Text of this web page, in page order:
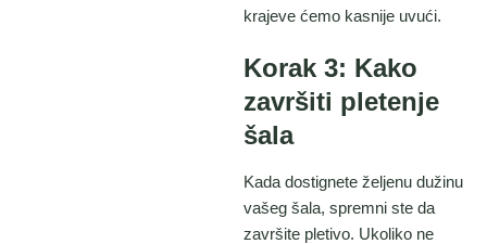
krajeve ćemo kasnije uvući.
Korak 3: Kako
završiti pletenje
šala
Kada dostignete željenu dužinu
vašeg šala, spremni ste da
završite pletivo. Ukoliko ne